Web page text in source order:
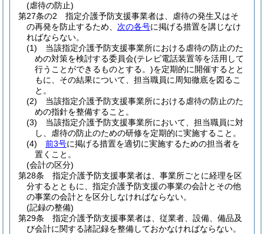
(虐待の防止)
第27条の2
指定介護予防支援事業者は、虐待の発生又はそ
の再発を防止するため、 次の各号に掲げる措置を講じなけ
ればならない。
(1)
当該指定介護予防支援事業所における虐待の防止のた
めの対策を検討する委員会(テレビ電話装置等を活用して
行うことができるものとする。)を定期的に開催するとと
もに、その結果について、担当職員に周知徹底を図るこ
と。
(2)
当該指定介護予防支援事業所における虐待の防止のた
めの指針を整備すること。
(3)
当該指定介護予防支援事業所において、担当職員に対
し、虐待の防止のための研修を定期的に実施すること。
(4)
前3号に掲げる措置を適切に実施するための担当者を
置くこと。
(会計の区分)
第28条
指定介護予防支援事業者は、事業所ごとに経理を区
分するとともに、指定介護予防支援の事業の会計とその他
の事業の会計とを区分しなければならない。
(記録の整備)
第29条
指定介護予防支援事業者は、従業者、設備、備品及
び会計に関する諸記録を整備しておかなければならない。